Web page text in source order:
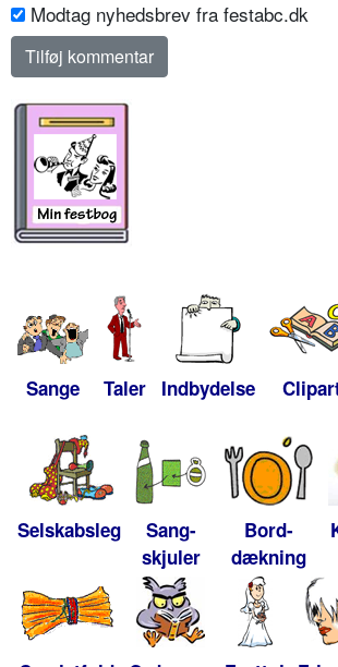
Modtag nyhedsbrev fra festabc.dk
Sange Taler Indbydelse
Selskabsleg
Sang-
skjuler
Bord-
dækning